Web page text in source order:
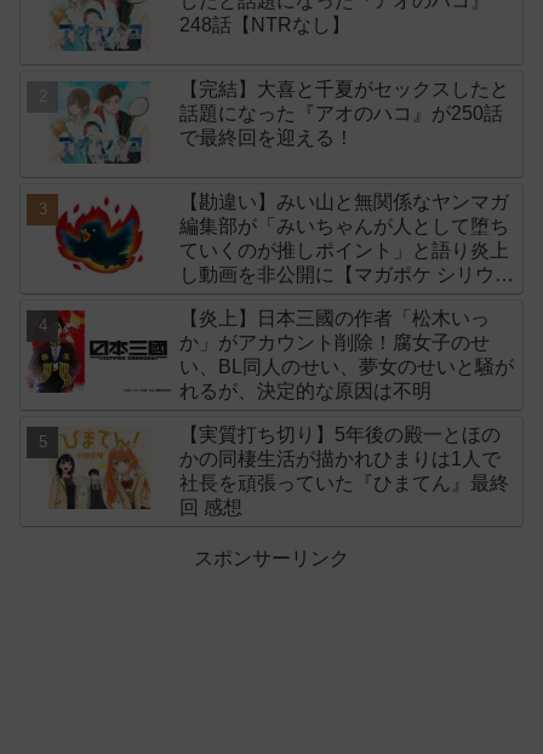
248話【NTRなし】
【完結】大喜と千夏がセックスしたと
話題になった『アオのハコ』が250話
で最終回を迎える！
【勘違い】みい山と無関係なヤンマガ
編集部が「みいちゃんが人として堕ち
ていくのが推しポイント」と語り炎上
し動画を非公開に【マガポケ シリウ
【炎上】日本三國の作者「松木いっ
か」がアカウント削除！腐女子のせ
い、BL同人のせい、夢女のせいと騒が
れるが、決定的な原因は不明
【実質打ち切り】5年後の殿一とほの
かの同棲生活が描かれひまりは1人で
社長を頑張っていた『ひまてん』最終
回 感想
スポンサーリンク